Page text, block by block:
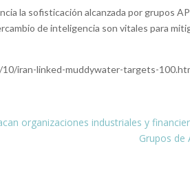
la sofisticación alcanzada por grupos
de inteligencia son vitales para
iran-linked-muddywater-targets-
organizaciones industriales y
Grupos de